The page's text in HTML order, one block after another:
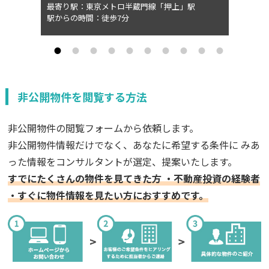
最寄り駅：東京メトロ半蔵門線「押上」駅
駅からの時間：徒歩7分
非公開物件を閲覧する方法
非公開物件の閲覧フォームから依頼します。
非公開物件情報だけでなく、あなたに希望する条件に みあ
った情報をコンサルタントが選定、提案いたします。
すでにたくさんの物件を見てきた方 ・不動産投資の経験者
・すぐに物件情報を見たい方におすすめです。